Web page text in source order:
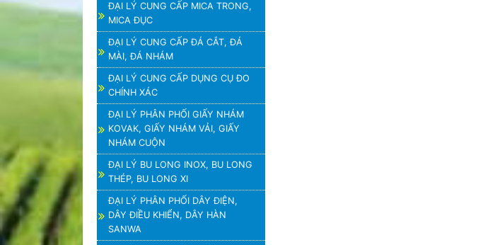
ĐẠI LÝ CUNG CẤP MICA TRONG,
MICA ĐỤC
ĐẠI LÝ CUNG CẤP ĐÁ CẮT, ĐÁ
MÀI, ĐÁ NHÁM
ĐẠI LÝ CUNG CẤP DỤNG CỤ ĐO
CHÍNH XÁC
ĐẠI LÝ PHÂN PHỐI GIẤY NHÁM
KOVAK, GIẤY NHÁM VẢI, GIẤY
NHÁM CUỘN
ĐẠI LÝ BU LONG INOX, BU LONG
THÉP, BU LONG XI
ĐẠI LÝ PHÂN PHỐI DÂY ĐIỆN,
DÂY ĐIỀU KHIỂN, DÂY HÀN
SANWA